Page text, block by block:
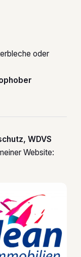
oder
WDVS
Website: